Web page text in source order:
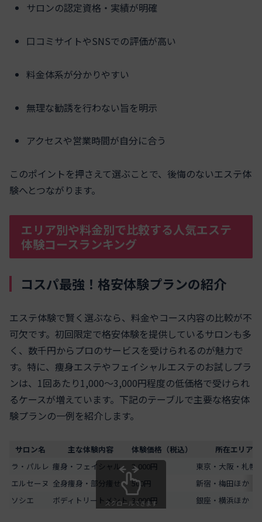
サロンの認定資格・実績が明確
口コミサイトやSNSでの評価が高い
料金体系が分かりやすい
無理な勧誘を行わない旨を明示
アクセスや営業時間が自分に合う
このポイントを押さえて選ぶことで、後悔のないエステ体
験へとつながります。
エリア別や料金別で比較する人気エステ
体験コースランキング
コスパ最強！格安体験プランの紹介
エステ体験で賢く選ぶなら、料金やコース内容の比較が不
可欠です。初回限定で格安体験を提供しているサロンも多
く、数千円からプロのサービスを受けられるのが魅力で
す。特に、痩身エステやフェイシャルエステのお試しプラ
ンは、1回あたり1,000～3,000円程度の低価格で受けられ
るケースが増えています。下記のテーブルで主要な格安体
験プランの一例を紹介します。
サロン名 主な体験内容 体験価格（税込）
所在エリア
ラ・パルレ 痩身・フェイシャル 2,000円
東京・大阪・札幌
エルセーヌ 全身痩身・部分痩せ 500円
新宿・梅田ほか
ソシエ
ボディトリートメント 3,000円 銀座・横浜ほか
スクロールできます